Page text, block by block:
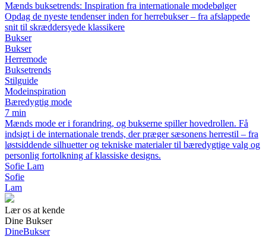
Mænds buksetrends: Inspiration fra internationale modebølger
Opdag de nyeste tendenser inden for herrebukser – fra afslappede
snit til skræddersyede klassikere
Bukser
Bukser
Herremode
Buksetrends
Stilguide
Modeinspiration
Bæredygtig mode
7 min
Mænds mode er i forandring, og bukserne spiller hovedrollen. Få
indsigt i de internationale trends, der præger sæsonens herrestil – fra
løstsiddende silhuetter og tekniske materialer til bæredygtige valg og
personlig fortolkning af klassiske designs.
Sofie Lam
Sofie
Lam
Lær os at kende
Dine Bukser
DineBukser